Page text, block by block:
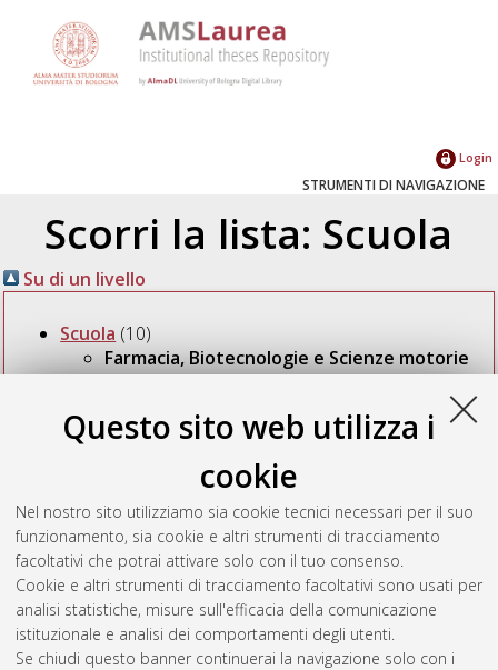
Questo sito web utilizza i
cookie
Nel nostro sito utilizziamo sia cookie tecnici necessari per il suo
funzionamento, sia cookie e altri strumenti di tracciamento
facoltativi che potrai attivare solo con il tuo consenso.
Cookie e altri strumenti di tracciamento facoltativi sono usati per
analisi statistiche, misure sull'efficacia della comunicazione
istituzionale e analisi dei comportamenti degli utenti.
Se chiudi questo banner continuerai la navigazione solo con i
Login
STRUMENTI DI NAVIGAZIONE
Scorri la lista: Scuola
Su di un livello
Scuola (10)
Farmacia, Biotecnologie e Scienze motorie
(10)
Seleziona un valore dall'elenco sottostante.
(10)
Biologia della salute [LM-DM270](1)
Biotecnologie [L-DM270](6)
Biotecnologie molecolari e industriali [LM-
DM270](2)
Controllo di qualità dei prodotti per la salute
[L-DM270] - Rimini(1)